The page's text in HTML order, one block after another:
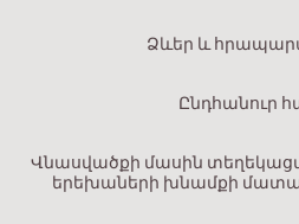
Ձևեր և
Ընդհանուր
Վնասվածքի մասին
երեխաների խնամքի